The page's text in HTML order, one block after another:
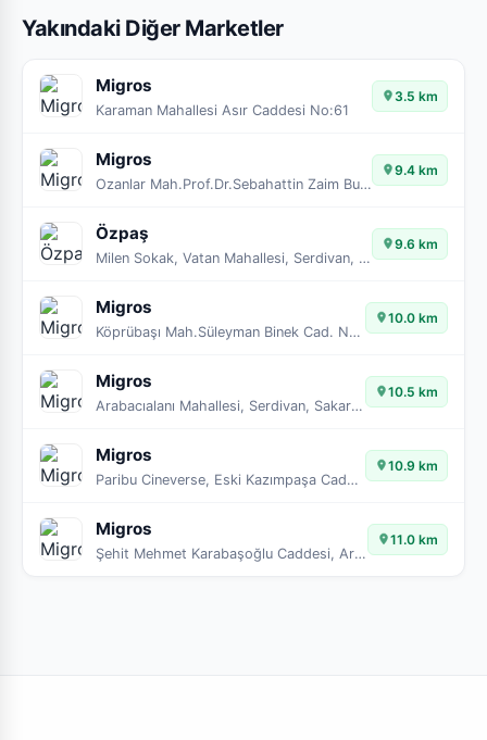
Yakındaki Diğer Marketler
Migros
Karaman Mahallesi Asır Caddesi No:61
3.5 km
Migros
Ozanlar Mah.Prof.Dr.Sebahattin Zaim Bulv No: 64/2E
9.4 km
Özpaş
Milen Sokak, Vatan Mahallesi, Serdivan, Sakarya, Marmara Bölgesi, 54050, Türkiye
9.6 km
Migros
Köprübaşı Mah.Süleyman Binek Cad. No:24
10.0 km
Migros
Arabacıalanı Mahallesi, Serdivan, Sakarya, Marmara Bölgesi, 54050, Türkiye
10.5 km
Migros
Paribu Cineverse, Eski Kazımpaşa Caddesi, Arabacıalanı Mahallesi, Serdivan, Sakarya, Marmara Bölgesi, 54050, Türkiye
10.9 km
Migros
Şehit Mehmet Karabaşoğlu Caddesi, Arabacıalanı Mahallesi, Serdivan, Sakarya, Marmara Bölgesi, 54050, Türkiye
11.0 km